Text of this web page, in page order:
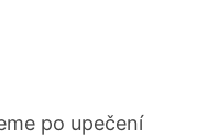
po upečení